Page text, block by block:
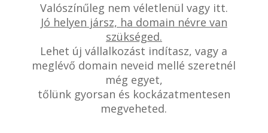
Valószínűleg nem véletlenül vagy itt.
Jó helyen jársz, ha domain névre van
szükséged.
Lehet új vállalkozást indítasz, vagy a
meglévő domain neveid mellé szeretnél
még egyet,
tőlünk gyorsan és kockázatmentesen
megveheted.